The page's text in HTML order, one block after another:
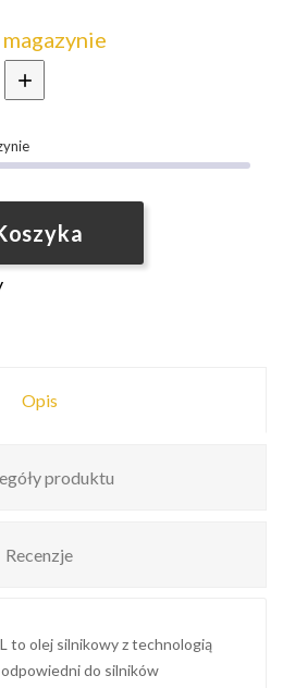
Opis
produktu
Recenzje
to olej silnikowy z technologią
do silników